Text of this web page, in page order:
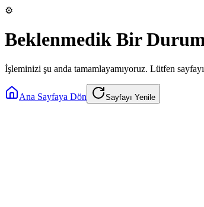
⚙️
Beklenmedik Bir
İşleminizi şu anda tamamlayamıyoruz. Lütfen
Ana Sayfaya Dön Sayfayı Yenile